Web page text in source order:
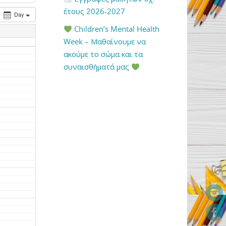
Day
έτους 2026-2027
Children’s Mental Health
Week – Μαθαίνουμε να
ακούμε το σώμα και τα
συναισθήματά μας